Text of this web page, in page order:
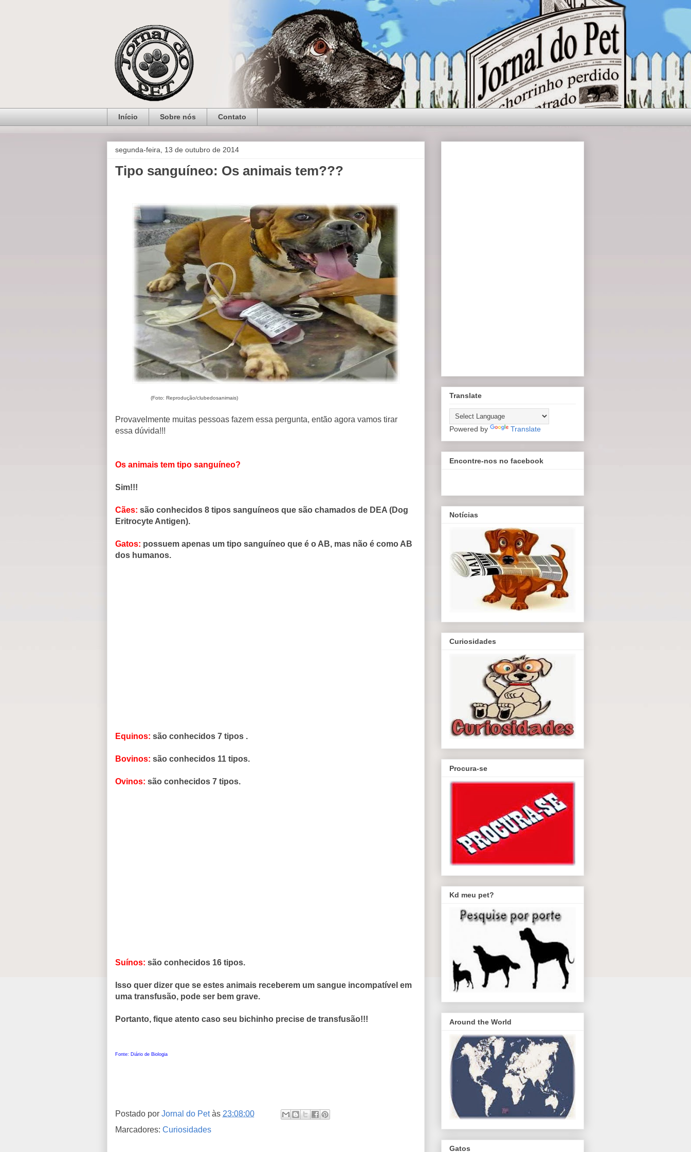
Início Sobre nós Contato
segunda-feira, 13 de outubro de 2014
Tipo sanguíneo: Os animais tem???
(Foto: Reprodução/clubedosanimais)
Provavelmente muitas pessoas fazem essa pergunta, então agora vamos tirar
essa dúvida!!!
Os animais tem tipo sanguíneo?
Sim!!!
Cães: são conhecidos 8 tipos sanguíneos que são chamados de DEA (Dog
Eritrocyte Antigen).
Gatos: possuem apenas um tipo sanguíneo que é o AB, mas não é como AB
dos humanos.
Equinos: são conhecidos 7 tipos .
Bovinos: são conhecidos 11 tipos.
Ovinos: são conhecidos 7 tipos.
Suínos: são conhecidos 16 tipos.
Isso quer dizer que se estes animais receberem um sangue incompatível em
uma transfusão, pode ser bem grave.
Portanto, fique atento caso seu bichinho precise de transfusão!!!
Fonte: Diário de Biologia
Postado por Jornal do Pet às 23:08:00
Marcadores: Curiosidades
Translate
Powered by Translate
Encontre-nos no facebook
Notícias
Curiosidades
Procura-se
Kd meu pet?
Around the World
Gatos